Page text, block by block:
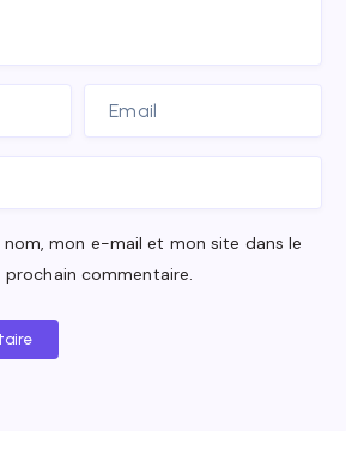
nom, mon e-mail et mon site dans le
commentaire.